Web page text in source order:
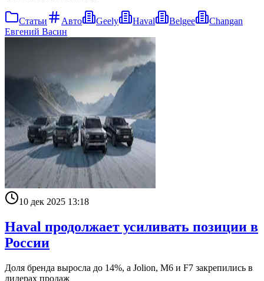
Статьи Авто Geely Haval Belgee
Changan
Евгений Васин
10 дек 2025 13:18
Haval продолжает усиливать позиции в
России
Доля бренда выросла до 14%, а Jolion, M6 и F7 закрепились в
лидерах продаж